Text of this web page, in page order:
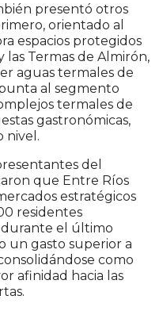
presentó otros
orientado al
espacios protegidos
Termas de Almirón,
aguas termales de
al segmento
termales de
gastronómicas,
nivel.
del
que Entre Ríos
estratégicos
residentes
durante el último
un gasto superior a
como
afinidad hacia las